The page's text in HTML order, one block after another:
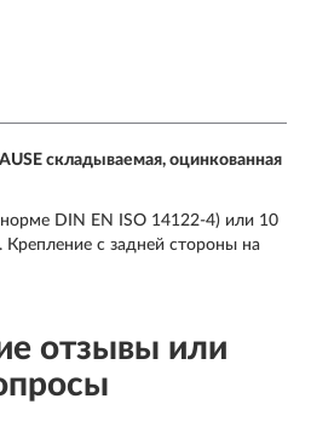
складываемая, оцинкованная
DIN EN ISO 14122-4) или 10
с задней стороны на
отзывы или